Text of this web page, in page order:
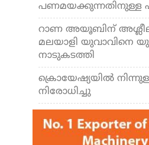
പണമയക്കുന്നതിനുള്ള
റാണ അയൂബിന്
മലയാളി യുവാവിനെ
നാടുകടത്തി
ക്രൊയേഷ്യയിൽ
നിരോധിച്ചു